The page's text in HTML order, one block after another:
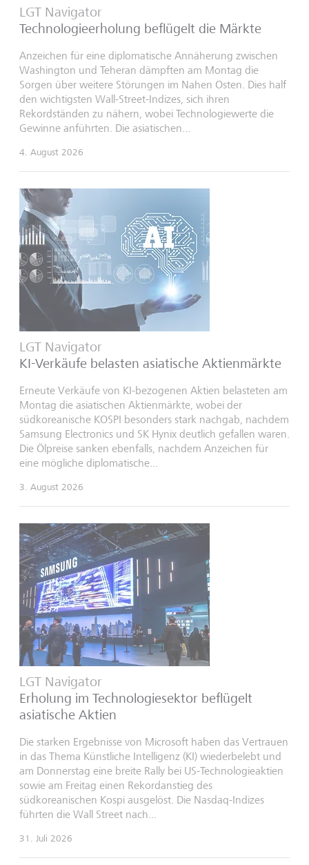
LGT Navigator
Technologieerholung beflügelt die Märkte
Anzeichen für eine diplomatische Annäherung zwischen
Washington und Teheran dämpften am Montag die
Sorgen über weitere Störungen im Nahen Osten. Dies half
den wichtigsten Wall-Street-Indizes, sich ihren
Rekordständen zu nähern, wobei Technologiewerte die
Gewinne anführten. Die asiatischen...
4. August 2026
LGT Navigator
KI-Verkäufe belasten asiatische Aktienmärkte
Erneute Verkäufe von KI-bezogenen Aktien belasteten am
Montag die asiatischen Aktienmärkte, wobei der
südkoreanische KOSPI besonders stark nachgab, nachdem
Samsung Electronics und SK Hynix deutlich gefallen waren.
Die Ölpreise sanken ebenfalls, nachdem Anzeichen für
eine mögliche diplomatische...
3. August 2026
LGT Navigator
Erholung im Technologiesektor beflügelt
asiatische Aktien
Die starken Ergebnisse von Microsoft haben das Vertrauen
in das Thema Künstliche Intelligenz (KI) wiederbelebt und
am Donnerstag eine breite Rally bei US-Technologieaktien
sowie am Freitag einen Rekordanstieg des
südkoreanischen Kospi ausgelöst. Die Nasdaq-Indizes
führten die Wall Street nach...
31. Juli 2026